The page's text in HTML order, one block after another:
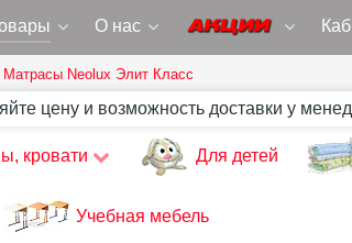
О нас
Матрасы Neolux Элит Класс
цену и возможность доставки у
кровати Для детей
Учебная мебель